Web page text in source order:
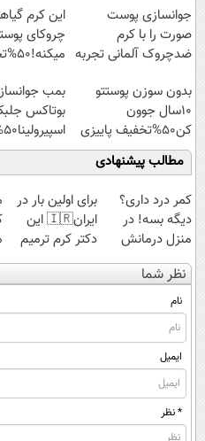
جوانسازی پوست
صورت را با کرم
ضدچروک آلمانی تجربه
این کرم
چروکای
میکنه!50%تخفیف
بدون سوزن پوستتو
10سال جوون
کن50%تخفیف پاییزی
بمب
بوتاکس
اسپیرولینا50%تخفیف
مطالب پیشنهادی
کمر درد داری؟
دیگه بسه! در
منزل درمانش
کن
(◀پرسش‌نامه)
برای اولین بار در
ایران🇮🇷 این
دکتر کرم ترمیم
کننده 23 روزه
نظر شما
نام
ایمیل
* نظر